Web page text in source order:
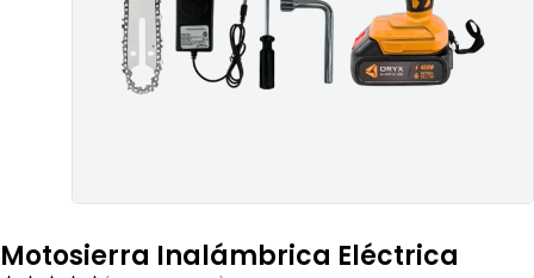
Motosierra Inalámbrica Eléctrica